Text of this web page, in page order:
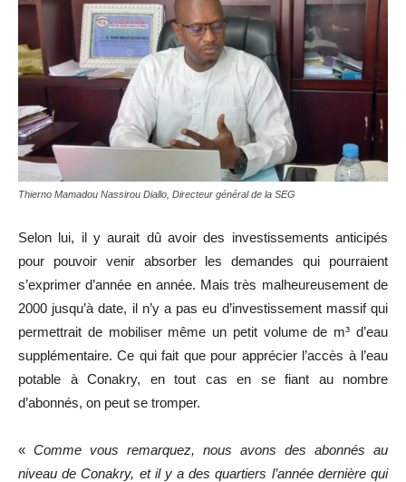
Thierno Mamadou Nassirou Diallo, Directeur général de la SEG
Selon lui, il y aurait dû avoir des investissements anticipés
pour pouvoir venir absorber les demandes qui pourraient
s’exprimer d’année en année. Mais très malheureusement de
2000 jusqu’à date, il n’y a pas eu d’investissement massif qui
permettrait de mobiliser même un petit volume de m³ d’eau
supplémentaire. Ce qui fait que pour apprécier l’accès à l’eau
potable à Conakry, en tout cas en se fiant au nombre
d’abonnés, on peut se tromper.
« Comme vous remarquez, nous avons des abonnés au
niveau de Conakry, et il y a des quartiers l’année dernière qui